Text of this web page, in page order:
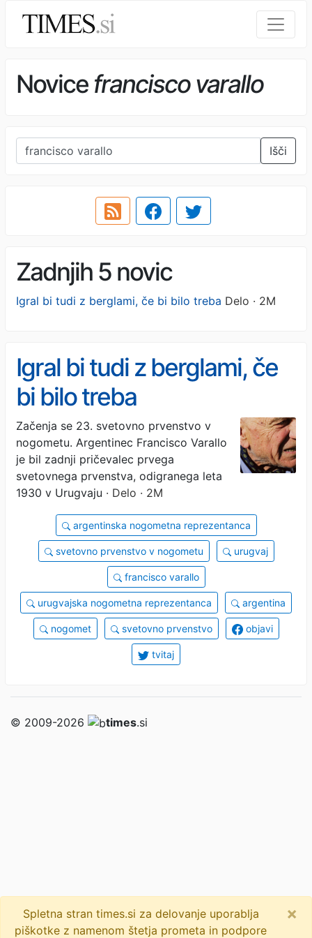
Novice francisco varallo
Išči
Zadnjih 5 novic
Igral bi tudi z berglami, če bi bilo treba Delo · 2M
Igral bi tudi z berglami, če
bi bilo treba
Začenja se 23. svetovno prvenstvo v
nogometu. Argentinec Francisco Varallo
je bil zadnji pričevalec prvega
svetovnega prvenstva, odigranega leta
1930 v Urugvaju · Delo · 2M
argentinska nogometna reprezentanca
svetovno prvenstvo v nogometu urugvaj
francisco varallo
urugvajska nogometna reprezentanca argentina
nogomet svetovno prvenstvo objavi
tvitaj
Spletna stran times.si za delovanje uporablja
piškotke z namenom štetja prometa in podpore
×
© 2009-2026 times.si